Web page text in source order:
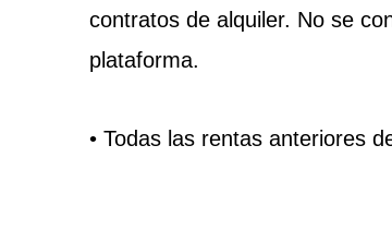
contratos de alquiler. No se
plataforma.
• Todas las rentas anteriores